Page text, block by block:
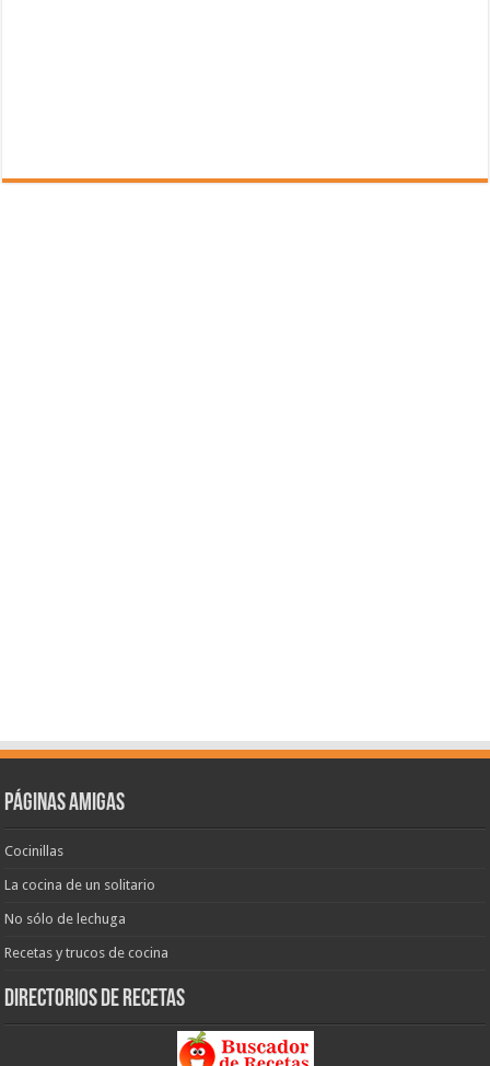
Páginas amigas
Cocinillas
La cocina de un solitario
No sólo de lechuga
Recetas y trucos de cocina
Directorios de recetas